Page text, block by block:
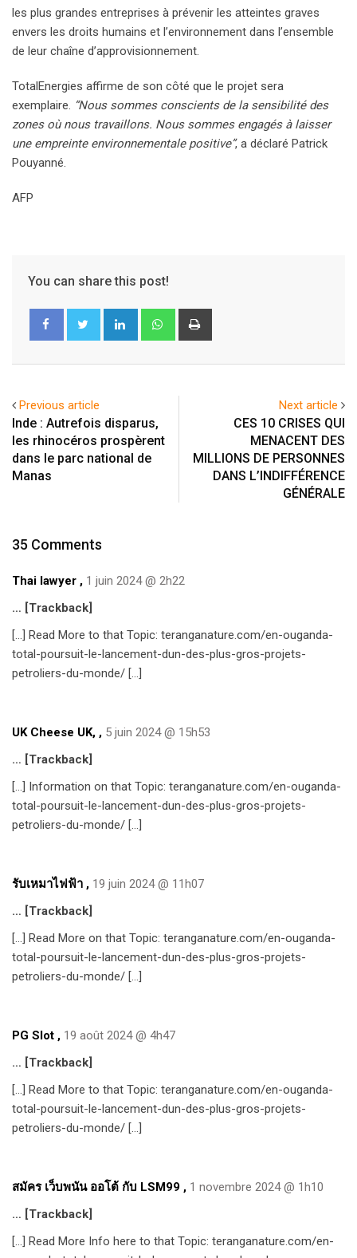
les plus grandes entreprises à prévenir les atteintes graves
envers les droits humains et l’environnement dans l’ensemble
de leur chaîne d’approvisionnement.
TotalEnergies affirme de son côté que le projet sera
exemplaire. “Nous sommes conscients de la sensibilité des
zones où nous travaillons. Nous sommes engagés à laisser
une empreinte environnementale positive”, a déclaré Patrick
Pouyanné.
AFP
You can share this post!
LinkedIn Whatsapp
Previous article
Inde : Autrefois disparus,
les rhinocéros prospèrent
dans le parc national de
Manas
Next article
CES 10 CRISES QUI
MENACENT DES
MILLIONS DE PERSONNES
DANS L’INDIFFÉRENCE
GÉNÉRALE
35 Comments
Thai lawyer , 1 juin 2024 @ 2h22
… [Trackback]
[…] Read More to that Topic: teranganature.com/en-ouganda-
total-poursuit-le-lancement-dun-des-plus-gros-projets-
petroliers-du-monde/ […]
UK Cheese UK, , 5 juin 2024 @ 15h53
… [Trackback]
[…] Information on that Topic: teranganature.com/en-ouganda-
total-poursuit-le-lancement-dun-des-plus-gros-projets-
petroliers-du-monde/ […]
รับเหมาไฟฟ้า , 19 juin 2024 @ 11h07
… [Trackback]
[…] Read More on that Topic: teranganature.com/en-ouganda-
total-poursuit-le-lancement-dun-des-plus-gros-projets-
petroliers-du-monde/ […]
PG Slot , 19 août 2024 @ 4h47
… [Trackback]
[…] Read More to that Topic: teranganature.com/en-ouganda-
total-poursuit-le-lancement-dun-des-plus-gros-projets-
petroliers-du-monde/ […]
สมัคร เว็บพนัน ออโต้ กับ LSM99 , 1 novembre 2024 @ 1h10
… [Trackback]
[…] Read More Info here to that Topic: teranganature.com/en-